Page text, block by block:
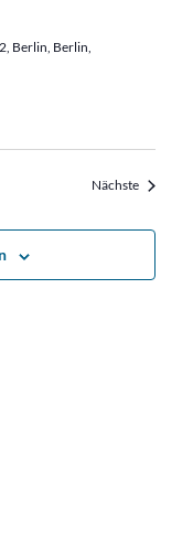
Berlin, Berlin,
Nächste